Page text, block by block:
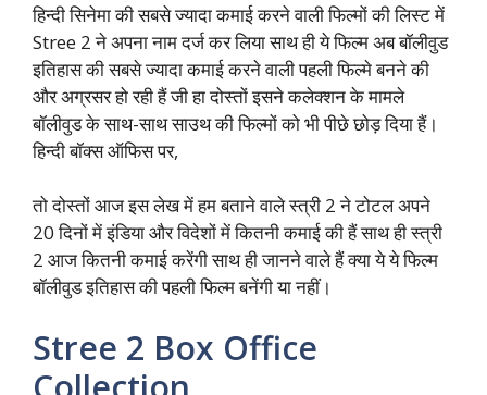
हिन्दी सिनेमा की सबसे ज्यादा कमाई करने वाली फिल्मों की लिस्ट में
Stree 2 ने अपना नाम दर्ज कर लिया साथ ही ये फिल्म अब बॉलीवुड
इतिहास की सबसे ज्यादा कमाई करने वाली पहली फिल्मे बनने की
और अग्रसर हो रही हैं जी हा दोस्तों इसने कलेक्शन के मामले
बॉलीवुड के साथ-साथ साउथ की फिल्मों को भी पीछे छोड़ दिया हैं।
हिन्दी बॉक्स ऑफिस पर,
तो दोस्तों आज इस लेख में हम बताने वाले स्त्री 2 ने टोटल अपने
20 दिनों में इंडिया और विदेशों में कितनी कमाई की हैं साथ ही स्त्री
2 आज कितनी कमाई करेंगी साथ ही जानने वाले हैं क्या ये ये फिल्म
बॉलीवुड इतिहास की पहली फिल्म बनेंगी या नहीं।
Stree 2 Box Office